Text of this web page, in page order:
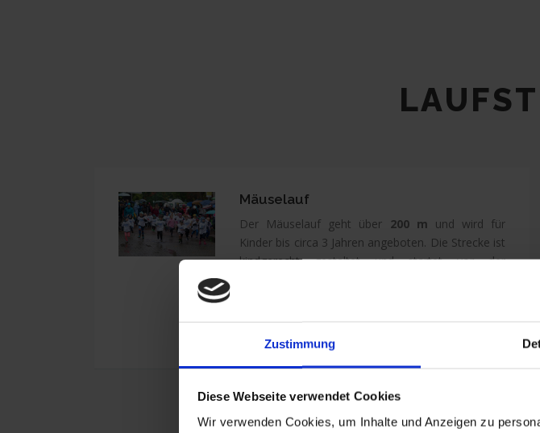
Zustimmung
Diese Webseite verwendet Cookies
Wir verwenden Cookies, um Inhalte und Anzeigen zu
Mäuselauf
Der Mäuselauf geht über 200 m und wird für
Kinder bis circa 3 Jahren angeboten. Die Strecke ist
kindgerecht gestaltet und startet vor der